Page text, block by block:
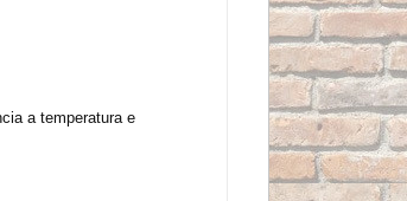
a temperatura e